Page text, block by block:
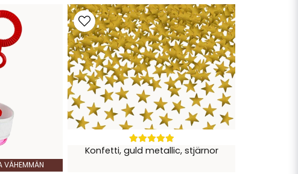
VÄHEMMÄN
Konfetti, guld metallic, stjärnor